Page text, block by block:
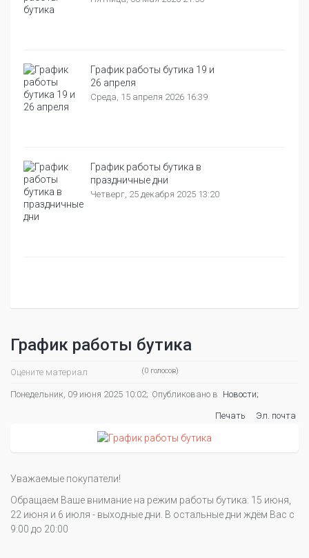
График работы бутика 19 и
26 апреля
Среда, 15 апреля 2026 16:39
График работы бутика в
праздничные дни
Четверг, 25 декабря 2025 13:20
График работы бутика
Оцените материал (0 голосов)
Понедельник, 09 июня 2025 10:02; Опубликовано в Новости;
Печать Эл. почта
Уважаемые покупатели!
Обращаем Ваше внимание на режим работы бутика: 15 июня,
22 июня и 6 июля - выходные дни. В остальные дни ждём Вас с
9:00 до 20:00